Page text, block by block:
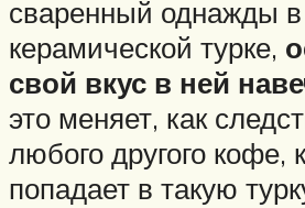
сваренный однажды в
керамической турке,
свой вкус в ней
это меняет, как
любого другого кофе,
попадает в такую